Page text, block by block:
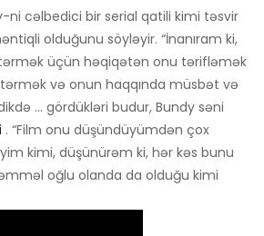
ni cəlbedici bir serial qatili kimi təsvir
olduğunu söyləyir. “İnanıram ki,
üçün həqiqətən onu tərifləmək
və onun haqqında müsbət və
... gördükləri budur, Bundy səni
. “Film onu ​​düşündüyümdən çox
kimi, düşünürəm ki, hər kəs bunu
oğlu olanda da olduğu kimi